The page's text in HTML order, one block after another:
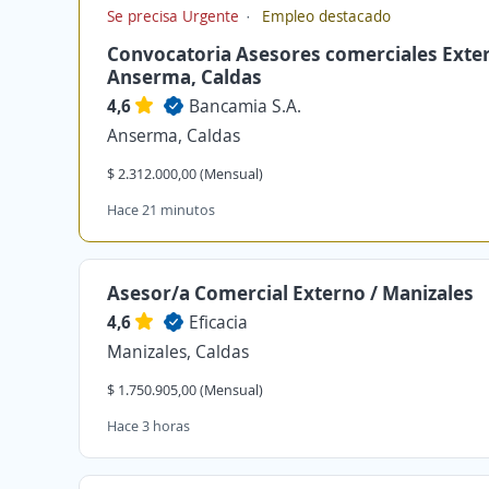
Se precisa Urgente Empleo destacado
Convocatoria Asesores comerciales
Anserma, Caldas
4,6
Bancamia S.A.
Anserma, Caldas
$ 2.312.000,00 (Mensual)
Hace 21 minutos
Asesor/a Comercial Externo / Manizales
4,6
Eficacia
Manizales, Caldas
$ 1.750.905,00 (Mensual)
Hace 3 horas